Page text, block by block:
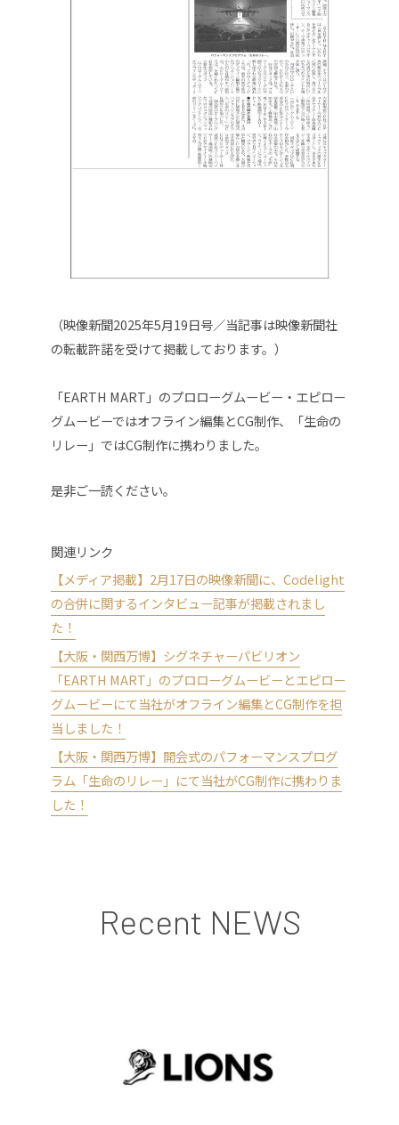
（映像新聞2025年5月19日号／当記事は映像新聞社
の転載許諾を受けて掲載しております。）
「EARTH MART」のプロローグムービー・エピロー
グムービーではオフライン編集とCG制作、
「生命の
リレー」ではCG制作に携わりました。
是非ご一読ください。
関連リンク
【メディア掲載】2月17日の映像新聞に、Codelight
の合併に関するインタビュー記事が掲載されまし
た！
【大阪・関西万博】シグネチャーパビリオン
「EARTH MART」のプロローグムービーとエピロー
グムービーにて当社がオフライン編集とCG制作を担
当しました！
【大阪・関西万博】開会式のパフォーマンスプログ
ラム「生命のリレー」にて当社がCG制作に携わりま
した！
Recent NEWS